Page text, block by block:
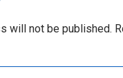
will not be published.